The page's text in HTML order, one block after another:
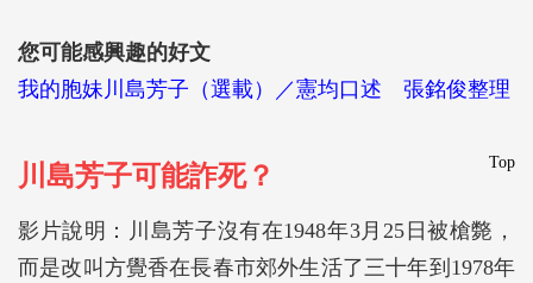
您可能感興趣的好文
我的胞妹川島芳子（選載）／憲均口述 張銘俊整理
Top
川島芳子可能詐死？
影片說明：川島芳子沒有在1948年3月25日被槍斃，
而是改叫方覺香在長春市郊外生活了三十年­到1978年